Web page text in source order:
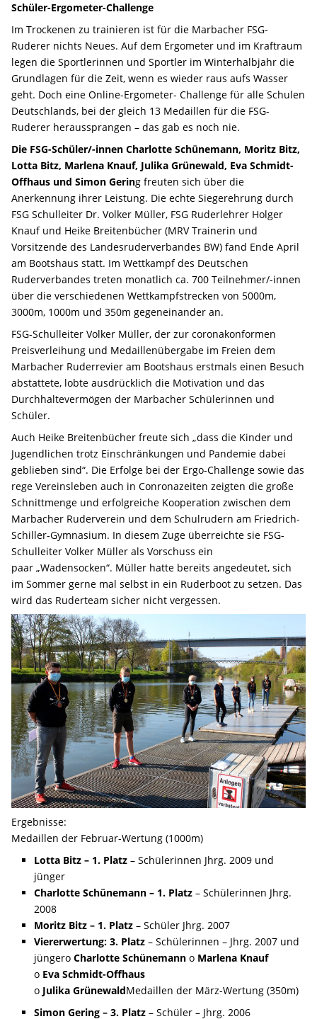
Schüler-Ergometer-Challenge
Im Trockenen zu trainieren ist für die Marbacher FSG-
Ruderer nichts Neues. Auf dem Ergometer und im Kraftraum
legen die Sportlerinnen und Sportler im Winterhalbjahr die
Grundlagen für die Zeit, wenn es wieder raus aufs Wasser
geht. Doch eine Online-Ergometer- Challenge für alle Schulen
Deutschlands, bei der gleich 13 Medaillen für die FSG-
Ruderer heraussprangen – das gab es noch nie.
Die FSG-Schüler/-innen Charlotte Schünemann, Moritz Bitz,
Lotta Bitz, Marlena Knauf, Julika Grünewald, Eva Schmidt-
Offhaus und Simon Gering freuten sich über die
Anerkennung ihrer Leistung. Die echte Siegerehrung durch
FSG Schulleiter Dr. Volker Müller, FSG Ruderlehrer Holger
Knauf und Heike Breitenbücher (MRV Trainerin und
Vorsitzende des Landesruderverbandes BW) fand Ende April
am Bootshaus statt. Im Wettkampf des Deutschen
Ruderverbandes treten monatlich ca. 700 Teilnehmer/-innen
über die verschiedenen Wettkampfstrecken von 5000m,
3000m, 1000m und 350m gegeneinander an.
FSG-Schulleiter Volker Müller, der zur coronakonformen
Preisverleihung und Medaillenübergabe im Freien dem
Marbacher Ruderrevier am Bootshaus erstmals einen Besuch
abstattete, lobte ausdrücklich die Motivation und das
Durchhaltevermögen der Marbacher Schülerinnen und
Schüler.
Auch Heike Breitenbücher freute sich „dass die Kinder und
Jugendlichen trotz Einschränkungen und Pandemie dabei
geblieben sind“. Die Erfolge bei der Ergo-Challenge sowie das
rege Vereinsleben auch in Conronazeiten zeigten die große
Schnittmenge und erfolgreiche Kooperation zwischen dem
Marbacher Ruderverein und dem Schulrudern am Friedrich-
Schiller-Gymnasium. In diesem Zuge überreichte sie FSG-
Schulleiter Volker Müller als Vorschuss ein
paar „Wadensocken“. Müller hatte bereits angedeutet, sich
im Sommer gerne mal selbst in ein Ruderboot zu setzen. Das
wird das Ruderteam sicher nicht vergessen.
Ergebnisse:
Medaillen der Februar-Wertung (1000m)
Lotta Bitz – 1. Platz – Schülerinnen Jhrg. 2009 und
jünger
Charlotte Schünemann – 1. Platz – Schülerinnen Jhrg.
2008
Moritz Bitz – 1. Platz – Schüler Jhrg. 2007
Viererwertung: 3. Platz – Schülerinnen – Jhrg. 2007 und
jüngero Charlotte Schünemann o Marlena Knauf
o Eva Schmidt-Offhaus
o Julika GrünewaldMedaillen der März-Wertung (350m)
Simon Gering – 3. Platz – Schüler – Jhrg. 2006